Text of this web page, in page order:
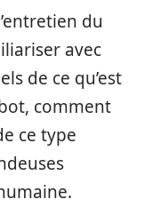
du
avec
de ce qu’est
comment
ce type